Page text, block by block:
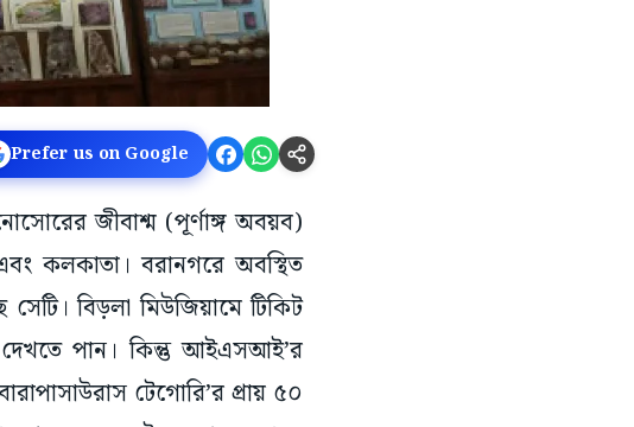
Prefer us on Google
জীবাশ্ম (পূর্ণাঙ্গ অবয়ব)
কলকাতা। বরানগরে অবস্থিত
বিড়লা মিউজিয়ামে টিকিট
দেখতে পান। কিন্তু আইএসআ‌ই’র
টেগোরি’র প্রায় ৫০